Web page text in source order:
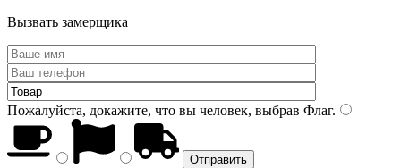
Вызвать замерщика
Пожалуйста, докажите, что вы человек, выбрав Флаг.